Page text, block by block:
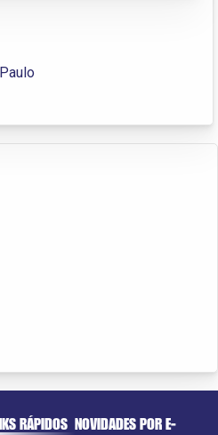
RÁPIDOS NOVIDADES POR E-